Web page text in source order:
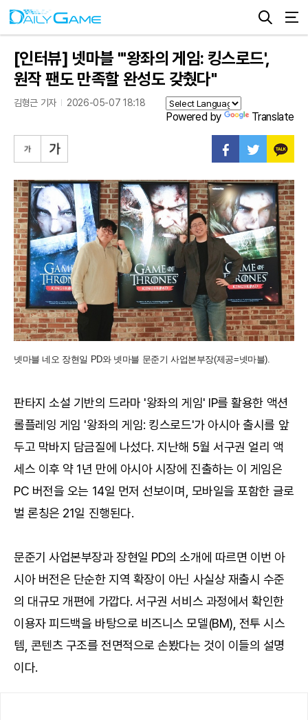
[인터뷰] 넷마블 "'왕좌의 게임: 킹스로드',
원작 팬도 만족할 완성도 갖췄다"
김형근 기자 2026-05-07 18:18
Powered by Translate
넷마블 네오 장현일 PD와 넷마블 문준기 사업본부장(제공=넷마블).
판타지 소설 기반의 드라마 '왕좌의 게임' IP를 활용한 액션
롤플레잉 게임 '왕좌의 게임: 킹스로드'가 아시아 출시를 앞
두고 막바지 담금질에 나섰다. 지난해 5월 서구권 얼리 액
세스 이후 약 1년 만에 아시아 시장에 진출하는 이 게임은
PC 버전을 오는 14일 먼저 선보이며, 모바일을 포함한 글로
벌 론칭은 21일 진행된다.
문준기 사업본부장과 장현일 PD의 소개에 따르면 이번 아
시아 버전은 단순한 지역 확장이 아닌 사실상 재출시 수준
의 대규모 개편에 가깝다. 서구권 서비스 과정에서 확인한
이용자 피드백을 바탕으로 비즈니스 모델(BM), 전투 시스
템, 콘텐츠 구조를 전면적으로 손봤다는 것이 이들의 설명
이다.